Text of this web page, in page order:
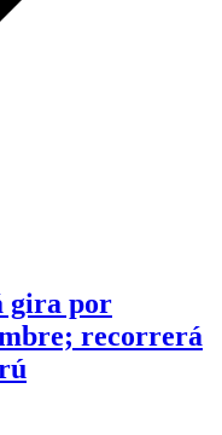
gira por
recorrerá